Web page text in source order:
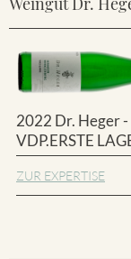
2022 Dr. Heger
VDP.ERSTE
ZUR EXPERTISE